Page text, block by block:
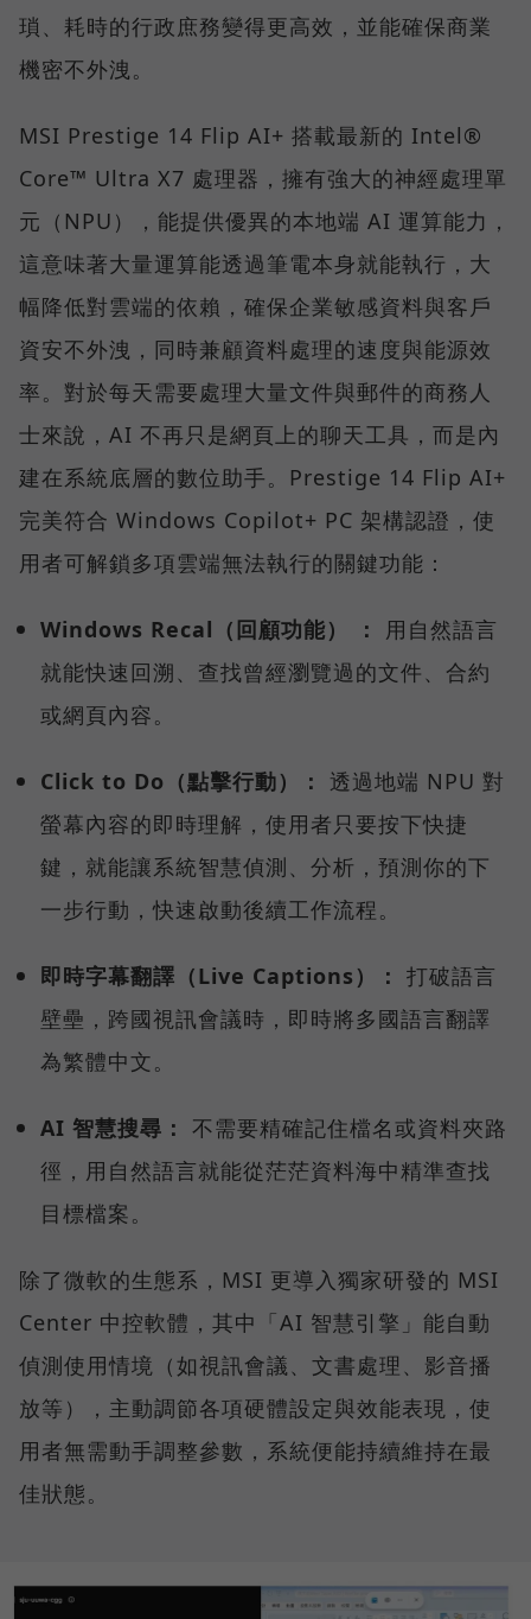
瑣、耗時的行政庶務變得更高效，並能確保商業
機密不外洩。
MSI Prestige 14 Flip AI+ 搭載最新的 Intel®
Core™ Ultra X7 處理器，擁有強大的神經處理單
元（NPU），能提供優異的本地端 AI 運算能力，
這意味著大量運算能透過筆電本身就能執行，大
幅降低對雲端的依賴，確保企業敏感資料與客戶
資安不外洩，同時兼顧資料處理的速度與能源效
率。對於每天需要處理大量文件與郵件的商務人
士來說，AI 不再只是網頁上的聊天工具，而是內
建在系統底層的數位助手。Prestige 14 Flip AI+
完美符合 Windows Copilot+ PC 架構認證，使
用者可解鎖多項雲端無法執行的關鍵功能：
Windows Recal（回顧功能） ：
用自然語言
就能快速回溯、查找曾經瀏覽過的文件、合約
或網頁內容。
Click to Do（點擊行動）： 透過地端 NPU 對
螢幕內容的即時理解，使用者只要按下快捷
鍵，就能讓系統智慧偵測、分析，預測你的下
一步行動，快速啟動後續工作流程。
即時字幕翻譯（Live Captions）： 打破語言
壁壘，跨國視訊會議時，即時將多國語言翻譯
為繁體中文。
AI 智慧搜尋： 不需要精確記住檔名或資料夾路
徑，用自然語言就能從茫茫資料海中精準查找
目標檔案。
除了微軟的生態系，MSI 更導入獨家研發的 MSI
Center 中控軟體，其中「AI 智慧引擎」能自動
偵測使用情境（如視訊會議、文書處理、影音播
放等），主動調節各項硬體設定與效能表現，使
用者無需動手調整參數，系統便能持續維持在最
佳狀態。